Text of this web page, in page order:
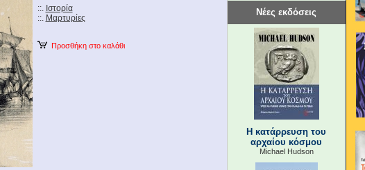
::. Ιστορία
::. Μαρτυρίες
Προσθήκη στο καλάθι
Νέες εκδόσεις
Η κατάρρευση του
αρχαίου κόσμου
Michael Hudson